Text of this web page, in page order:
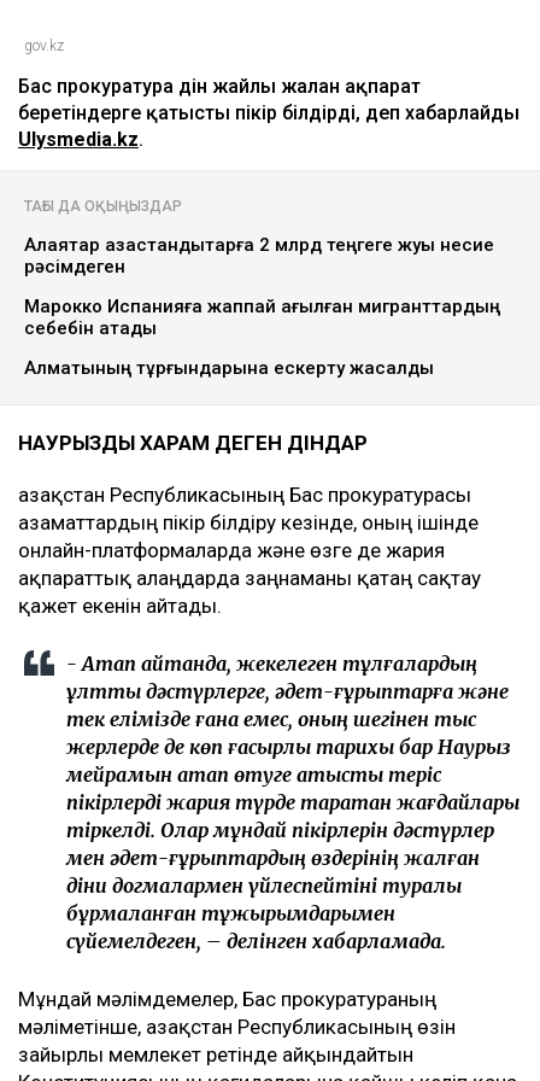
gov.kz
Бас прокуратура дін жайлы жалған ақпарат
беретіндерге қатысты пікір білдірді, деп хабарлайды
Ulysmedia.kz.
ТАҒЫ ДА ОҚЫҢЫЗДАР
Алаяқтар қазақстандықтарға 2 млрд теңгеге жуық несие
рәсімдеген
Марокко Испанияға жаппай ағылған мигранттардың
себебін атады
Алматының тұрғындарына ескерту жасалды
НАУРЫЗДЫ ХАРАМ ДЕГЕН ДІНДАР
Қазақстан Республикасының Бас прокуратурасы
азаматтардың пікір білдіру кезінде, оның ішінде
онлайн-платформаларда және өзге де жария
ақпараттық алаңдарда заңнаманы қатаң сақтау
қажет екенін айтады.
- Атап айтқанда, жекелеген тұлғалардың
ұлттық дәстүрлерге, әдет-ғұрыптарға және
тек елімізде ғана емес, оның шегінен тыс
жерлерде де көп ғасырлық тарихы бар Наурыз
мейрамын атап өтуге қатысты теріс
пікірлерді жария түрде таратқан жағдайлары
тіркелді. Олар мұндай пікірлерін дәстүрлер
мен әдет-ғұрыптардың өздерінің жалған
діни догмалармен үйлеспейтіні туралы
бұрмаланған тұжырымдарымен
сүйемелдеген, – делінген хабарламада.
Мұндай мәлімдемелер, Бас прокуратураның
мәліметінше, Қазақстан Республикасының өзін
зайырлы мемлекет ретінде айқындайтын